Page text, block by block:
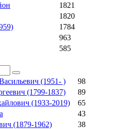
1821
1820
1784
963
585
(1951- )
98
(1799-1837)
89
(1933-2019)
65
43
(1879-1962)
38